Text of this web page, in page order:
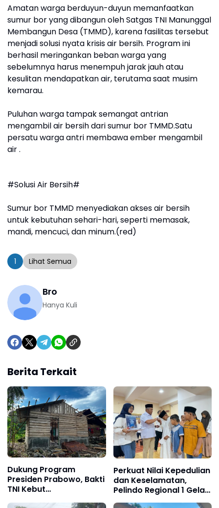
Amatan warga berduyun-duyun memanfaatkan
sumur bor yang dibangun oleh Satgas TNI Manunggal
Membangun Desa (TMMD), karena fasilitas tersebut
menjadi solusi nyata krisis air bersih. Program ini
berhasil meringankan beban warga yang
sebelumnya harus menempuh jarak jauh atau
kesulitan mendapatkan air, terutama saat musim
kemarau.
Puluhan warga tampak semangat antrian
mengambil air bersih dari sumur bor TMMD.Satu
persatu warga antri membawa ember mengambil
air .
#Solusi Air Bersih#
Sumur bor TMMD menyediakan akses air bersih
untuk kebutuhan sehari-hari, seperti memasak,
mandi, mencuci, dan minum.(red)
1 Lihat Semua
Bro
Hanya Kuli
Berita Terkait
Dukung Program
Presiden Prabowo, Bakti
TNI Kebut
Perkuat Nilai Kepedulian
dan Keselamatan,
Pelindo Regional 1 Gelar
Pengajian, Doa